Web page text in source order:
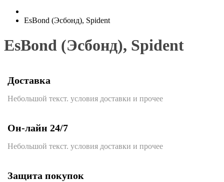
EsBond (Эсбонд), Spident
EsBond (Эсбонд), Spident
Доставка
Небольшой текст. условия доставки и прочее
Он-лайн 24/7
Небольшой текст. условия доставки и прочее
Защита покупок